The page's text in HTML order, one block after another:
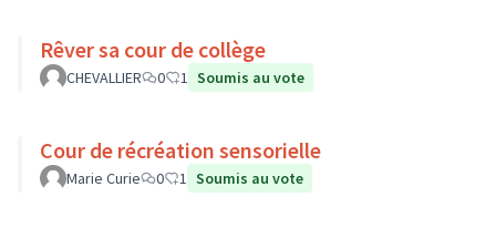
Rêver sa cour de collège
CHEVALLIER 0 1 Soumis au vote
Cour de récréation sensorielle
Marie Curie 0 1 Soumis au vote